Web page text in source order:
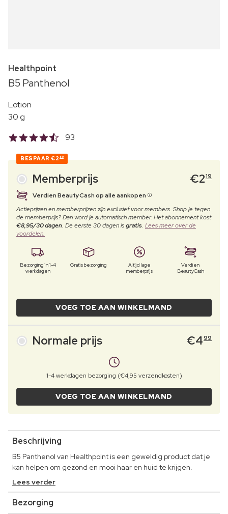
Healthpoint
B5 Panthenol
Lotion
30 g
93
BESPAAR €2 80
Memberprijs €219
Verdien BeautyCash op alle aankopen
Actieprijzen en memberprijzen zijn exclusief voor members. Shop je tegen
de memberprijs? Dan word je automatisch member. Het abonnement kost
€8,95/30 dagen. De eerste 30 dagen isgratis. Lees meer over de
voordelen.
Bezorging in 1-4
werkdagen
Gratis bezorging
Altijd lage
memberprijs
Verdien
BeautyCash
VOEG TOE AAN WINKELMAND
Normale prijs €499
1-4 werkdagen bezorging (€4,95 verzendkosten)
VOEG TOE AAN WINKELMAND
Beschrijving
B5 Panthenol van Healthpoint is een geweldig product dat je
kan helpen om gezond en mooi haar en huid te krijgen.
Lees verder
Bezorging